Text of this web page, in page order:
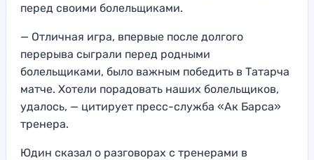
перед своими болельщиками.
— Отличная игра, впервые после долгого
перерыва сыграли перед родными
болельщиками, было важным победить в Татарча
матче. Хотели порадовать наших болельщиков,
удалось, — цитирует пресс-служба «Ак Барса»
тренера.
Юдин сказал о разговорах с тренерами в